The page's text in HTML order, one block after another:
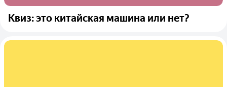
Квиз: это китайская машина или нет?